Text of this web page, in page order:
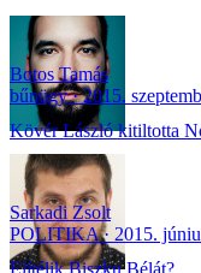
Botos Tamás
bűnügy
2015.
Kövér László kitiltotta
Sarkadi Zsolt
POLITIKA
2015.
Elítélik Biszku Bélát?